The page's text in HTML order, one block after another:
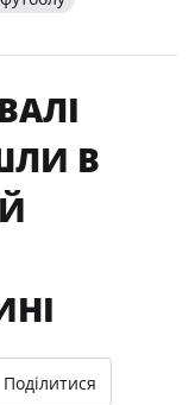
В
Поділитися